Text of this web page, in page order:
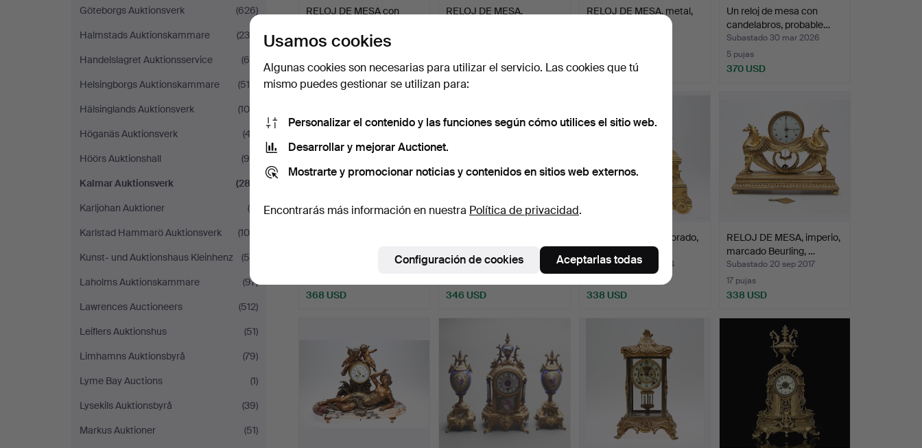
Göteborgs Auktionsverk
(626)
Halmstads Auktionskammare
(238)
Handelslagret Auktionsservice
(64)
Helsingborgs Auktionskammare
(515)
Hälsinglands Auktionsverk
(105)
Höganäs Auktionsverk
(47)
Höörs Auktionshall
(90)
Kalmar Auktionsverk
(287)
Karljohan Auktioner
(5)
Karlstad Hammarö Auktionsverk
(104)
Kunst- und Auktionshaus Kleinhenz
(56)
Laholms Auktionskammare
(97)
Lawrences Auctioneers
(512)
Leiflers Auktionshus
(51)
Limhamns Auktionsbyrå
(79)
Lyme Bay Auctions
(1)
Lysekils Auktionsbyrå
(39)
Markus Auktioner
(51)
RELOJ DE MESA con
pr…
Subastado 23 nov 2020
391 USD
RELOJ DE MESA,
385 USD
RELOJ DE MESA, metal,
370 USD
Un reloj de mesa con
candelabros, probable…
Subastado 30 mar 2026
5 pujas
370 USD
368 USD
Subastado 10 sep 2022
346 USD
RELOJ DE MESA, dorado,
Imperio 1820 / 30s.
Subastado 27 nov 2014
338 USD
RELOJ DE MESA, imperio,
marcado Beurling, …
Subastado 20 sep 2017
17 pujas
338 USD
Usamos cookies
Algunas cookies son necesarias para utilizar el servicio. Las cookies que tú
mismo puedes gestionar se utilizan para:
Personalizar el contenido y las funciones según cómo utilices el sitio web.
Desarrollar y mejorar Auctionet.
Mostrarte y promocionar noticias y contenidos en sitios web externos.
Encontrarás más información en nuestra Política de privacidad.
Configuración de cookies Aceptarlas todas